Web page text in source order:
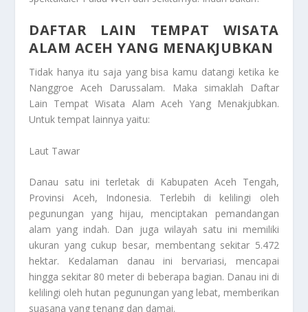
DAFTAR LAIN TEMPAT WISATA
ALAM ACEH YANG MENAKJUBKAN
Tidak hanya itu saja yang bisa kamu datangi ketika ke
Nanggroe Aceh Darussalam. Maka simaklah
Daftar
Lain Tempat Wisata Alam Aceh Yang Menakjubkan.
Untuk tempat lainnya yaitu:
Laut Tawar
Danau satu ini terletak di Kabupaten Aceh Tengah,
Provinsi Aceh, Indonesia. Terlebih di kelilingi oleh
pegunungan yang hijau, menciptakan pemandangan
alam yang indah. Dan juga wilayah satu ini memiliki
ukuran yang cukup besar, membentang sekitar 5.472
hektar. Kedalaman danau ini bervariasi, mencapai
hingga sekitar 80 meter di beberapa bagian. Danau ini di
kelilingi oleh hutan pegunungan yang lebat, memberikan
suasana yang tenang dan damai.